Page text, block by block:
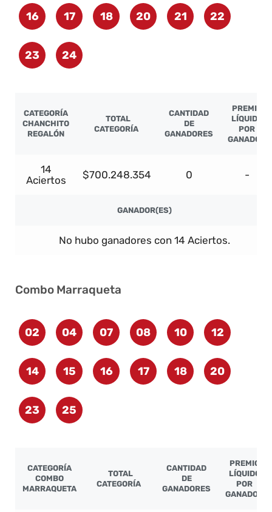
16 17 18 20 21 22
23 24
CATEGORÍA
CHANCHITO
REGALÓN
TOTAL
CATEGORÍA
CANTIDAD
DE
GANADORES
PREMIO
LÍQUIDO
POR
GANADOR
14
Aciertos
$700.248.354 0 -
GANADOR(ES)
No hubo ganadores con 14 Aciertos.
Combo Marraqueta
02 04 07 08 10 12
14 15 16 17 18 20
23 25
CATEGORÍA
COMBO
MARRAQUETA
TOTAL
CATEGORÍA
CANTIDAD
DE
GANADORES
PREMIO
LÍQUIDO
POR
GANADOR